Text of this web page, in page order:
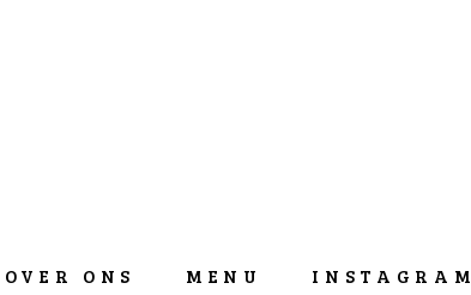
OVER ONS MENU INSTAGRAM